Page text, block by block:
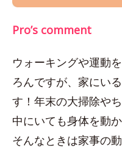
Pro’s comment
ウォーキングや運動
ろんですが、家にい
す！年末の大掃除や
中にいても身体を動
そんなときは家事の